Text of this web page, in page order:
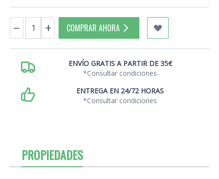
Cantidad
− + COMPRAR AHORA
ENVÍO GRATIS A PARTIR DE 35€
*Consultar condiciones
ENTREGA EN 24/72 HORAS
*Consultar condiciones
PROPIEDADES